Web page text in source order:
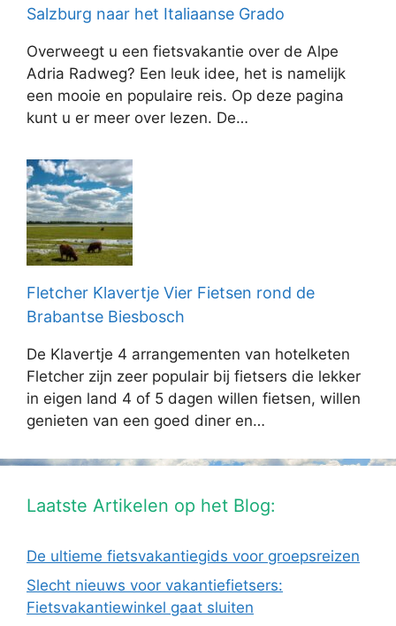
Salzburg naar het Italiaanse Grado
Overweegt u een fietsvakantie over de Alpe
Adria Radweg? Een leuk idee, het is namelijk
een mooie en populaire reis. Op deze pagina
kunt u er meer over lezen. De…
Fletcher Klavertje Vier Fietsen rond de
Brabantse Biesbosch
De Klavertje 4 arrangementen van hotelketen
Fletcher zijn zeer populair bij fietsers die lekker
in eigen land 4 of 5 dagen willen fietsen, willen
genieten van een goed diner en…
Laatste Artikelen op het Blog:
De ultieme fietsvakantiegids voor groepsreizen
Slecht nieuws voor vakantiefietsers:
Fietsvakantiewinkel gaat sluiten